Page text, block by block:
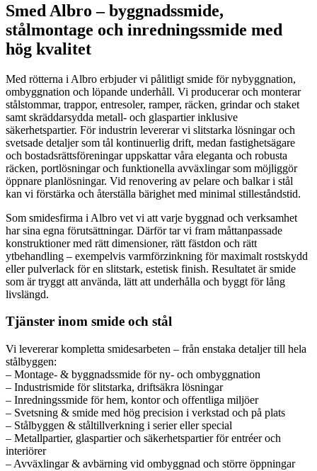
Smed Albro – byggnadssmide,
stålmontage och inredningssmide med
hög kvalitet
Med rötterna i Albro erbjuder vi pålitligt smide för nybyggnation,
ombyggnation och löpande underhåll. Vi producerar och monterar
stålstommar, trappor, entresoler, ramper, räcken, grindar och staket
samt skräddarsydda metall- och glaspartier inklusive
säkerhetspartier. För industrin levererar vi slitstarka lösningar och
svetsade detaljer som tål kontinuerlig drift, medan fastighetsägare
och bostadsrättsföreningar uppskattar våra eleganta och robusta
räcken, portlösningar och funktionella avväxlingar som möjliggör
öppnare planlösningar. Vid renovering av pelare och balkar i stål
kan vi förstärka och återställa bärighet med minimal stilleståndstid.
Som smidesfirma i Albro vet vi att varje byggnad och verksamhet
har sina egna förutsättningar. Därför tar vi fram måttanpassade
konstruktioner med rätt dimensioner, rätt fästdon och rätt
ytbehandling – exempelvis varmförzinkning för maximalt rostskydd
eller pulverlack för en slitstark, estetisk finish. Resultatet är smide
som är tryggt att använda, lätt att underhålla och byggt för lång
livslängd.
Tjänster inom smide och stål
Vi levererar kompletta smidesarbeten – från enstaka detaljer till hela
stålbyggen:
– Montage- & byggnadssmide för ny- och ombyggnation
– Industrismide för slitstarka, driftsäkra lösningar
– Inredningssmide för hem, kontor och offentliga miljöer
– Svetsning & smide med hög precision i verkstad och på plats
– Stålbyggen & ståltillverkning i serier eller special
– Metallpartier, glaspartier och säkerhetspartier för entréer och
interiörer
– Avväxlingar & avbärning vid ombyggnad och större öppningar